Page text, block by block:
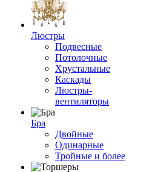
Люстры
Подвесные
Потолочные
Хрустальные
Каскады
Люстры-
вентиляторы
Бра
Двойные
Одинарные
Тройные и более